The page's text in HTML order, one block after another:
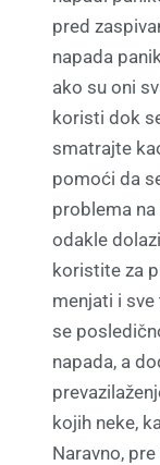
pred
napada
ako su oni
koristi dok
smatrajte
pomoći da
problema
odakle
koristite za
menjati i
se
napada, a
kojih neke,
Naravno,